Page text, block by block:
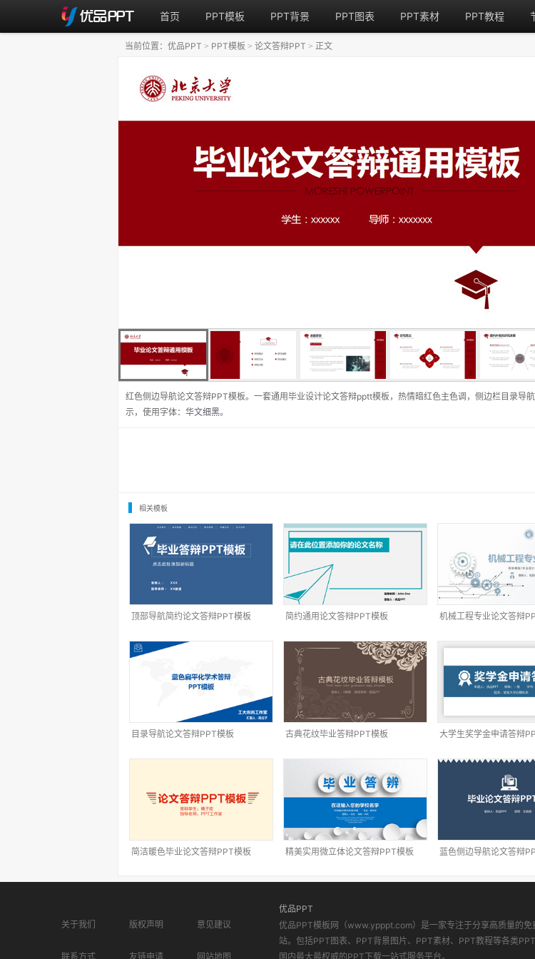
首页 PPT模板 PPT背景 PPT图表 PPT素材 PPT教程
红色侧边导航论文答辩PPT模板。一套通用毕业设计论文答辩pptt模板，热情暗红色主色调，侧边栏目录导
示，使用字体： 华文细黑。
当前位置： 优品PPT > PPT模板 > 论文答辩PPT > 正文
相关模板
顶部导航简约论文答辩PPT模板 简约通用论文答辩PPT模板 机械工程专业论文答辩
目录导航论文答辩PPT模板 古典花纹毕业答辩PPT模板 大学生奖学金申请答辩
简洁暖色毕业论文答辩PPT模板 精美实用微立体论文答辩PPT模板 蓝色侧边导航论文答辩
关于我们 版权声明 意见建议
联系方式 友链申请 网站地图
优品PPT
优品PPT模板网（www.ypppt.com）是一家专注于分享高质量的免
站。包括PPT图表、PPT背景图片、PPT素材、PPT教程等各类
国内最大最权威的PPT下载一站式服务平台。